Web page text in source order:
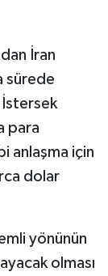
İran
sürede
para
anlaşma için
dolar
yönünün
olması